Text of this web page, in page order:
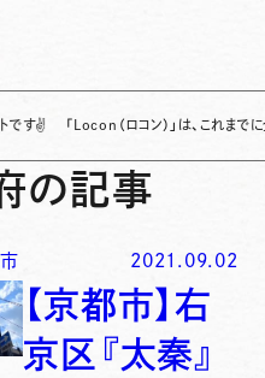
（ロコン）」は、これまでに全国各地で
の記事
2021.09.02
【京都市】右
京区『太秦』